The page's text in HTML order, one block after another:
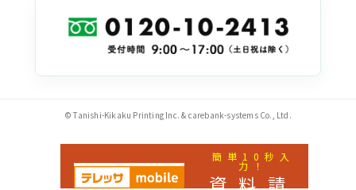
簡単10秒入
力！
資料請
© Tanishi-Kikaku Printing Inc. & carebank-systems Co., Ltd.